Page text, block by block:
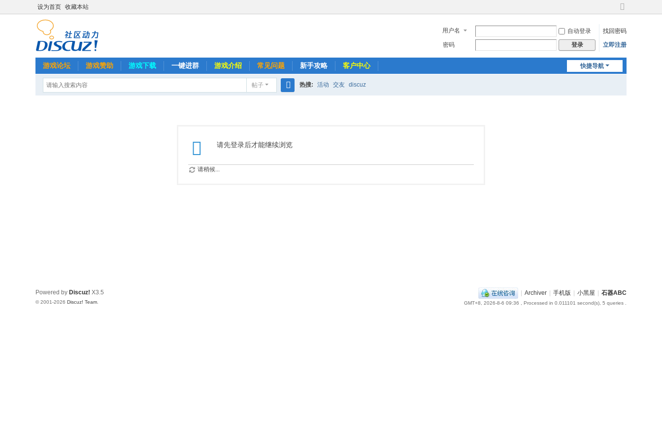
设为首页 收藏本站
切
到
宽
用户名 自动登录
找回密码
密码
登录 立即注册
快捷导航
游戏论坛 游戏赞助 游戏下载 一键进群 游戏介绍 常见问题 新手攻略 客户中心
帖子 热搜: 活动 交友 discuz
请先登录后才能继续浏览
请稍候...
| Archiver | 手机版 | 小黑屋 | 石器ABC
GMT+8, 2026-8-6 09:36 , Processed in 0.011101 second(s), 5 queries .
Powered by Discuz! X3.5
© 2001-2026 Discuz! Team